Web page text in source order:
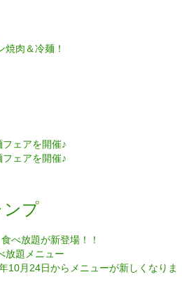
肉＆冷麺！
ェアを開催♪
ェアを開催♪
ンプ
べ放題が新登場！！
放題メニュー
10月24日からメニューが新しくなりま